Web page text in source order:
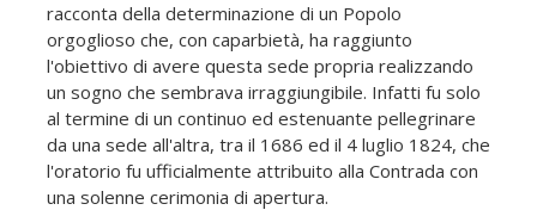
racconta della determinazione di un Popolo
orgoglioso che, con caparbietà, ha raggiunto
l'obiettivo di avere questa sede propria realizzando
un sogno che sembrava irraggiungibile. Infatti fu solo
al termine di un continuo ed estenuante pellegrinare
da una sede all'altra, tra il 1686 ed il 4 luglio 1824, che
l'oratorio fu ufficialmente attribuito alla Contrada con
una solenne cerimonia di apertura.